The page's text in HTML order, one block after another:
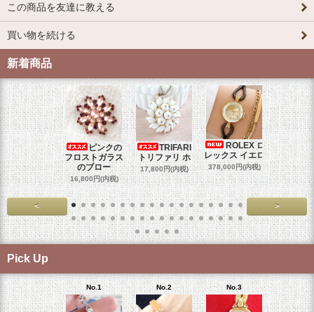
この商品を友達に教える
買い物を続ける
新着商品
ピンクの
フロストガラス
のブロー
16,800円(内税)
TRIFARI
トリファリ ホ
17,800円(内税)
ROLEX ロ
レックス イエロ
378,000円(内税)
ジュリア
29,000円(
< >
Pick Up
No.1 No.2 No.3 No.4